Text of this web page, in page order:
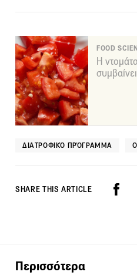
FOOD
Η
ΔΙΑΤΡΟΦΙΚΌ ΠΡΌΓΡΑΜΜΑ
SHARE THIS ARTICLE
Περισσότερα